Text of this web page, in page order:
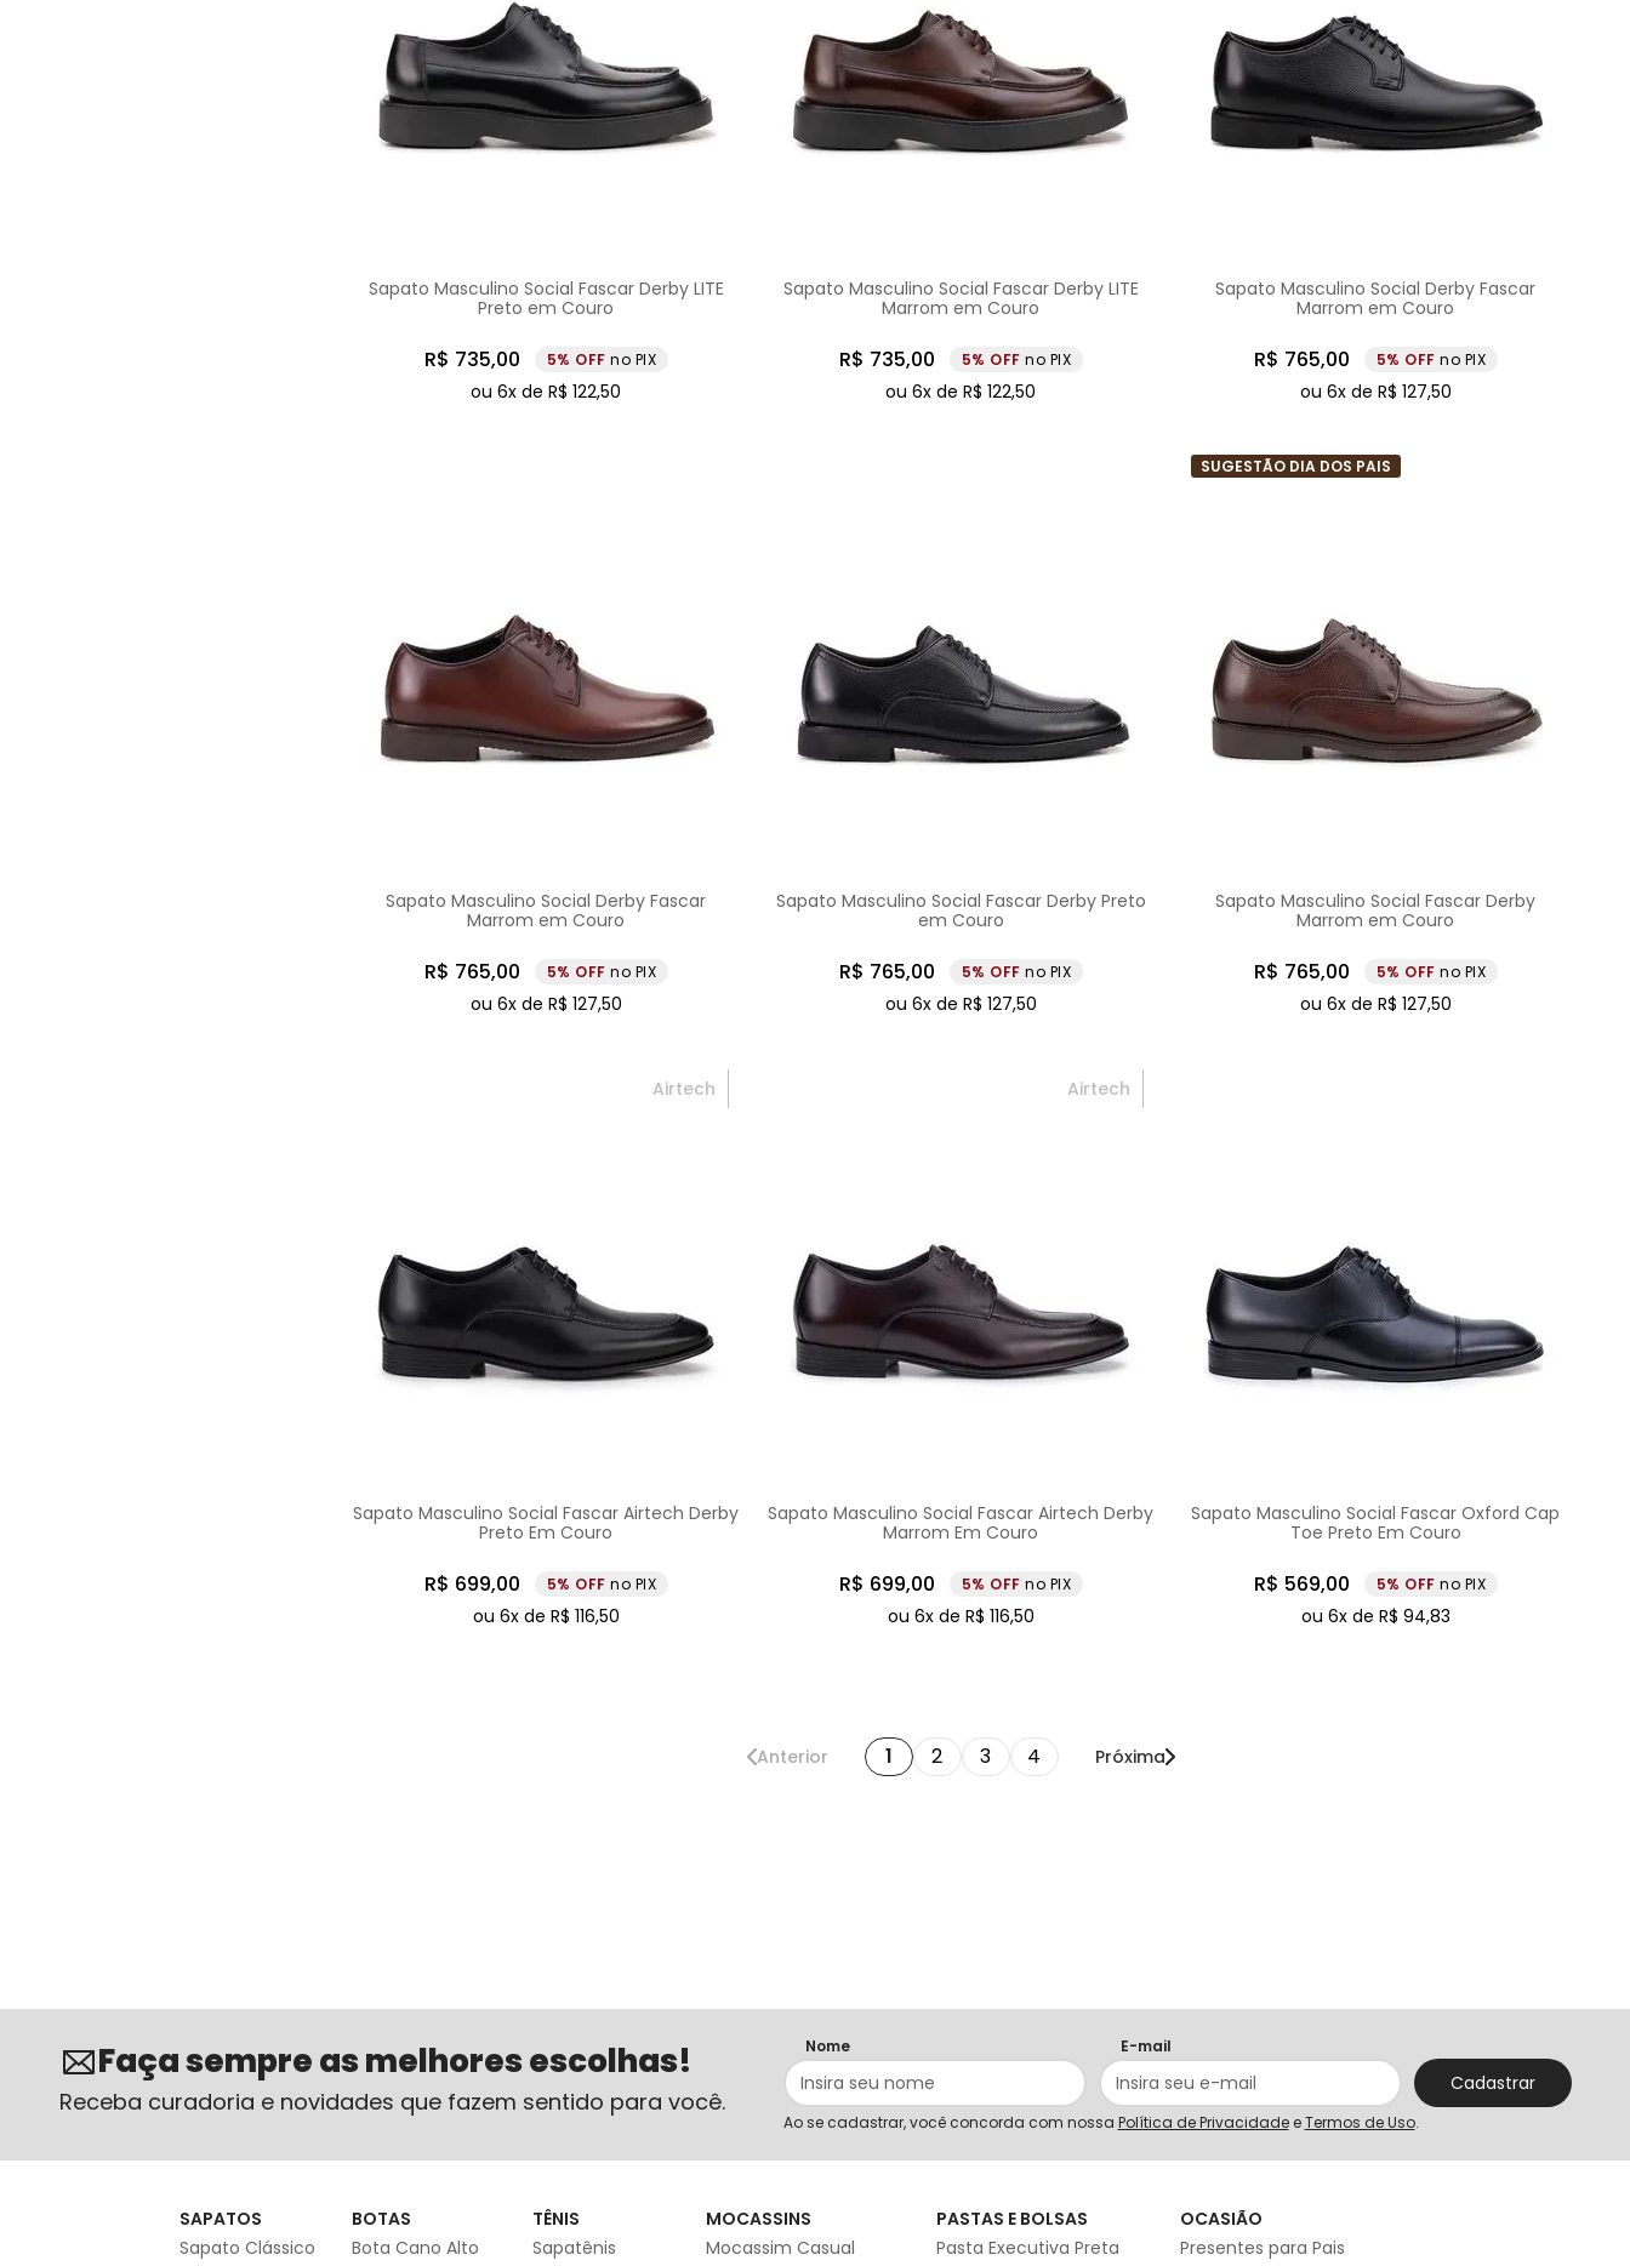
Sapato Masculino Social Fascar Derby LITE
Preto em Couro
R$ 735,00 5% no PIX
ou6x deR$ 122,50
Sapato Masculino Social Fascar Derby LITE
Marrom em Couro
R$ 735,00 5% no PIX
ou6x deR$ 122,50
Sapato Masculino Social Derby Fascar
Marrom em Couro
R$ 765,00 5% no PIX
ou 6x de R$ 127,50
Sapato Masculino Social Derby Fascar
Marrom em Couro
R$ 765,00 5% no PIX
ou 6x de R$ 127,50
Sapato Masculino Social Fascar Derby Preto
em Couro
R$ 765,00 5% no PIX
ou 6x de R$ 127,50
SUGESTÃO DIA DOS PAIS
Sapato Masculino Social Fascar Derby
Marrom em Couro
R$ 765,00 5% no PIX
ou 6x de R$ 127,50
Airtech
Sapato Masculino Social Fascar Airtech Derby
Preto Em Couro
R$ 699,00 5% no PIX
ou 6x de R$ 116,50
Airtech
Sapato Masculino Social Fascar Airtech Derby
Marrom Em Couro
R$ 699,00 5% no PIX
ou 6x de R$ 116,50
Sapato Masculino Social Fascar Oxford Cap
Toe Preto Em Couro
R$ 569,00 5% no PIX
ou 6x de R$ 94,83
Anterior 1 2 3 4 Próxima
Faça sempre as melhores escolhas!
Receba curadoria e novidades que fazem sentido para você.
Nome E-mail
Cadastrar
Ao se cadastrar, você concorda com nossa Política de Privacidadee Termos de Uso.
SAPATOS
Sapato Clássico
BOTAS
Bota Cano Alto
TÊNIS
Sapatênis
MOCASSINS
Mocassim Casual
PASTAS E BOLSAS
Pasta Executiva Preta
OCASIÃO
Presentes para Pais